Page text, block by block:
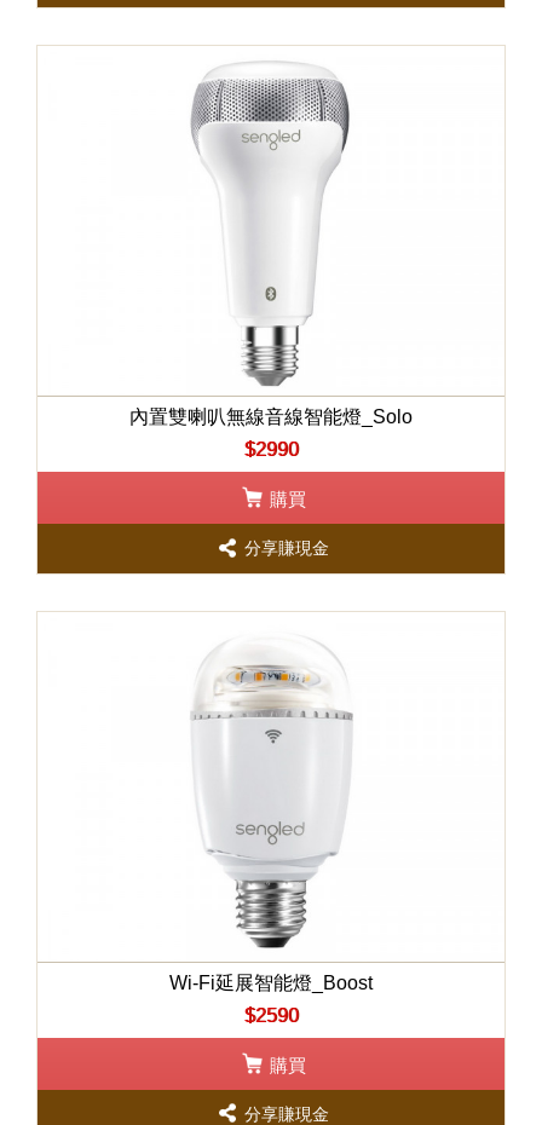
內置雙喇叭無線音線智能燈_Solo
$2990
購買
分享賺現金
Wi-Fi延展智能燈_Boost
$2590
購買
分享賺現金